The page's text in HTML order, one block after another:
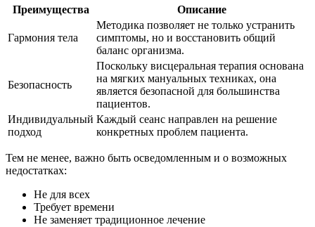
Преимущества Описание
Гармония тела
Методика позволяет не только устранить
симптомы, но и восстановить общий
баланс организма.
Безопасность
Поскольку висцеральная терапия основана
на мягких мануальных техниках, она
является безопасной для большинства
пациентов.
Индивидуальный
подход
Каждый сеанс направлен на решение
конкретных проблем пациента.
Тем не менее, важно быть осведомленным и о возможных
недостатках:
Не для всех
Требует времени
Не заменяет традиционное лечение